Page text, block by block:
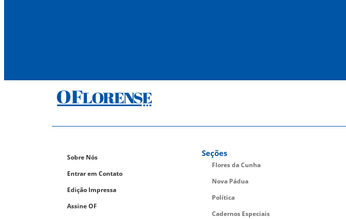
Sobre Nós
Entrar em Contato
Edição Impressa
Assine OF
Seções
Flores da Cunha
Nova Pádua
Política
Cadernos Especiais